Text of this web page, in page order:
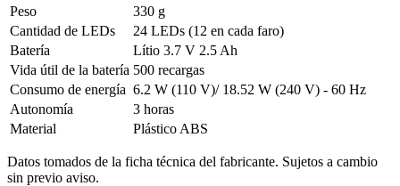
Peso
330 g
Cantidad de LEDs
24 LEDs (12 en cada faro)
Batería
Lítio 3.7 V 2.5 Ah
Vida útil de la batería 500 recargas
Consumo de energía 6.2 W (110 V)/ 18.52 W (240 V) - 60 Hz
Autonomía
3 horas
Material
Plástico ABS
Datos tomados de la ficha técnica del fabricante. Sujetos a cambio
sin previo aviso.